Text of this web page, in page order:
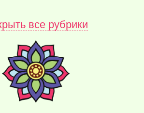
все рубрики